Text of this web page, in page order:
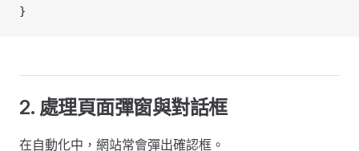
}
2. 處理頁面彈窗與對話框
在自動化中，網站常會彈出確認框。